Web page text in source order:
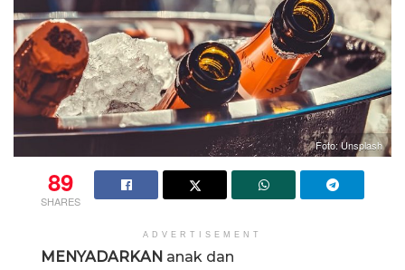
Foto: Unsplash
89
SHARES
ADVERTISEMENT
MENYADARKAN anak dan